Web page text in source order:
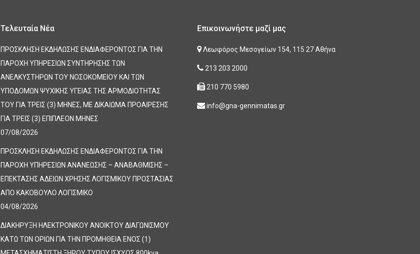
Τελευταία Νέα
ΠΡΟΣΚΛΗΣΗ ΕΚΔΗΛΩΣΗΣ ΕΝΔΙΑΦΕΡΟΝΤΟΣ ΓΙΑ ΤΗΝ
ΠΑΡΟΧΗ ΥΠΗΡΕΣΙΩΝ ΣΥΝΤΗΡΗΣΗΣ ΤΩΝ
ΑΝΕΛΚΥΣΤΗΡΩΝ ΤΟΥ ΝΟΣΟΚΟΜΕΙΟΥ ΚΑΙ ΤΩΝ
ΥΠΟΔΟΜΩΝ ΨΥΧΙΚΗΣ ΥΓΕΙΑΣ ΤΗΣ ΑΡΜΟΔΙΟΤΗΤΑΣ
ΤΟΥ ΓΙΑ ΤΡΕΙΣ (3) ΜΗΝΕΣ, ΜΕ ΔΙΚΑΙΩΜΑ ΠΡΟΑΙΡΕΣΗΣ
ΓΙΑ ΤΡΕΙΣ (3) ΕΠΙΠΛΕΟΝ ΜΗΝΕΣ
07/08/2026
ΠΡΟΣΚΛΗΣΗ ΕΚΔΗΛΩΣΗΣ ΕΝΔΙΑΦΕΡΟΝΤΟΣ ΓΙΑ ΤΗΝ
ΠΑΡΟΧΗ ΥΠΗΡΕΣΙΩΝ ΑΝΑΝΕΩΣΗΣ – ΑΝΑΒΑΘΜΙΣΗΣ –
ΕΠΕΚΤΑΣΗΣ ΑΔΕΙΩΝ ΧΡΗΣΗΣ ΛΟΓΙΣΜΙΚΟΥ ΠΡΟΣΤΑΣΙΑΣ
ΑΠΟ ΚΑΚΟΒΟΥΛΟ ΛΟΓΙΣΜΙΚΟ
04/08/2026
ΔΙΑΚΗΡΥΞΗ ΗΛΕΚΤΡΟΝΙΚΟΥ ΑΝΟΙΚΤΟΥ ΔΙΑΓΩΝΙΣΜΟΥ
ΚΑΤΩ ΤΩΝ ΟΡΙΩΝ ΓΙΑ ΤΗΝ ΠΡΟΜΗΘΕΙΑ ΕΝΟΣ (1)
Επικοινωνήστε μαζί μας
Λεωφόρος Μεσογείων 154, 115 27 Αθήνα
213 203 2000
210 770 5980
info@gna-gennimatas.gr